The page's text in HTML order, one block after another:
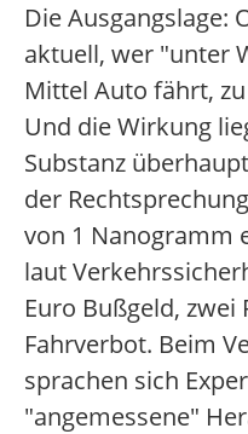
Die Ausgangslage:
aktuell, wer "unter
Mittel Auto fährt,
Und die Wirkung
Substanz
der
von 1 Nanogramm
laut
Euro Bußgeld,
Fahrverbot. Beim
sprachen sich
"angemessene"